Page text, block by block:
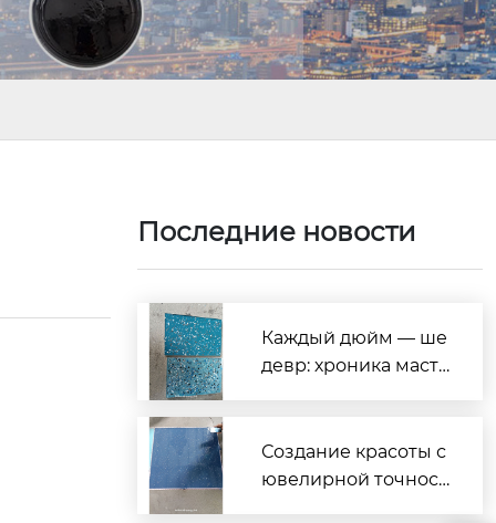
Последние новости
Каждый дюйм — ше
девр: хроника масте
полов MALA с цветн
ым песком
Создание красоты с
ювелирной точност